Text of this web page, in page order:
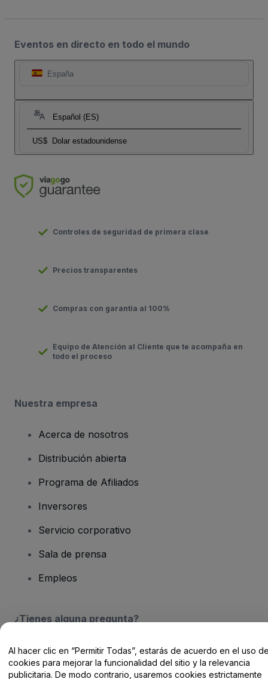
Eventos en directo en todo el mundo
España
Español (ES)
US$ Dolar estadounidense
Controles de seguridad de primera clase
Precios transparentes
Compras con garantía al 100%
Equipo de Atención al Cliente que te acompaña en
todo el proceso
Nuestra empresa
Acerca de nosotros
Distribución abierta
Programa de Afiliados
Inversores
Servicio corporativo
Sala de prensa
Empleos
¿Tienes alguna pregunta?
Centro de Ayuda / Contacto
Al hacer clic en “Permitir Todas”, estarás de acuerdo en el uso
cookies para mejorar la funcionalidad del sitio y la relevancia
publicitaria. De modo contrario, usaremos cookies estrictamente